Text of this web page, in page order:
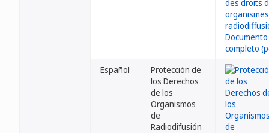
Español
Protección de
los Derechos
de los
Organismos
de
Radiodifusión